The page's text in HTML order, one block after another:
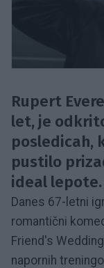
Rupert
let, je
posledicah,
pustilo
ideal lepote.
Danes 67-letni
romantični
Friend's
napornih